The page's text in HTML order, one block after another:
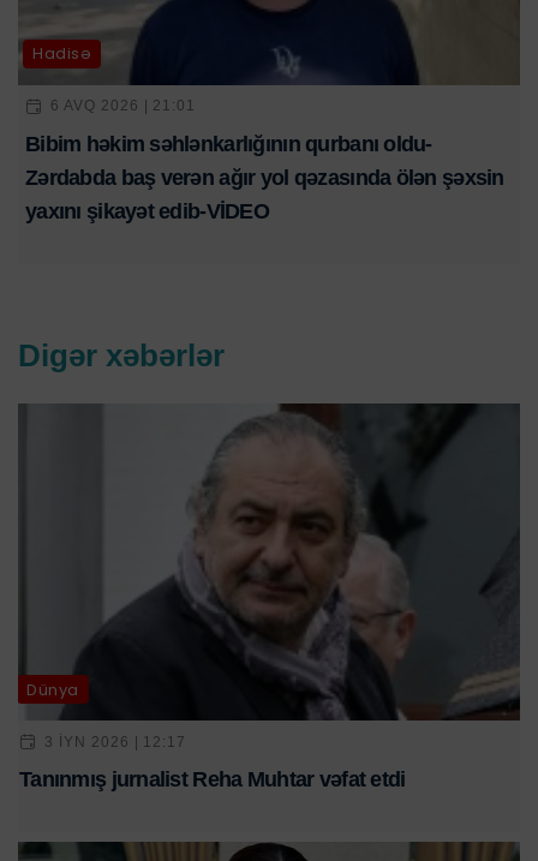
Hadisə
6 AVQ 2026 | 21:01
Bibim həkim səhlənkarlığının qurbanı oldu-
Zərdabda baş verən ağır yol qəzasında ölən şəxsin
yaxını şikayət edib-VİDEO
Digər xəbərlər
Dünya
3 IYN 2026 | 12:17
Tanınmış jurnalist Reha Muhtar vəfat etdi